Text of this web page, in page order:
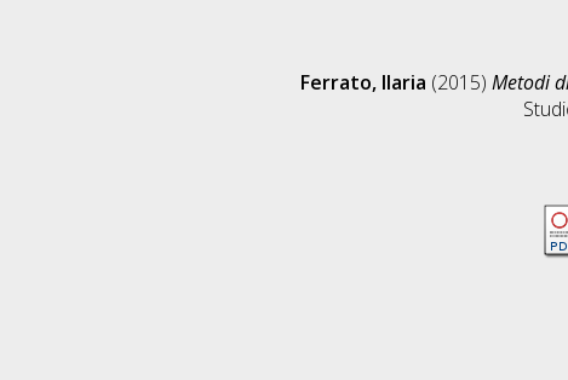
Ferrato, Ilaria (2015) Metodi